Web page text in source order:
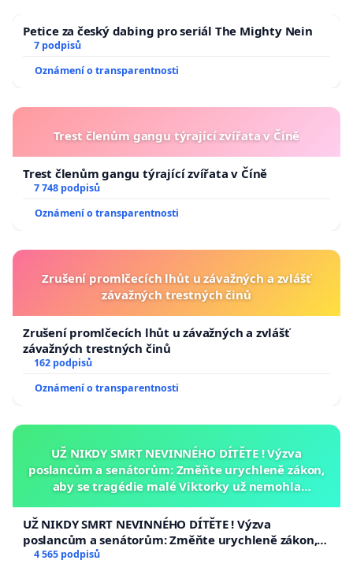
Petice za český dabing pro seriál The Mighty Nein
7 podpisů
Oznámení o transparentnosti
Trest členům gangu týrající zvířata v Číně
Trest členům gangu týrající zvířata v Číně
7 748 podpisů
Oznámení o transparentnosti
Zrušení promlčecích lhůt u závažných a zvlášť
závažných trestných činů
Zrušení promlčecích lhůt u závažných a zvlášť
závažných trestných činů
162 podpisů
Oznámení o transparentnosti
UŽ NIKDY SMRT NEVINNÉHO DÍTĚTE ! Výzva
poslancům a senátorům: Změňte urychleně zákon,
aby se tragédie malé Viktorky už nemohla
UŽ NIKDY SMRT NEVINNÉHO DÍTĚTE ! Výzva
poslancům a senátorům: Změňte urychleně zákon,
aby se tragédie malé Viktorky už nemohla opakovat!
4 565 podpisů